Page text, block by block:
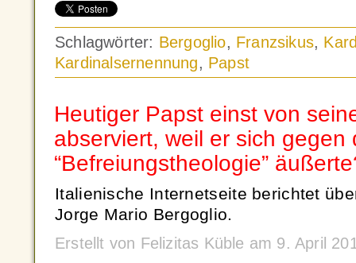
Schlagwörter: Bergoglio, Franzsikus,
Kardinalsernennung, Papst
Heutiger Papst einst von
abserviert, weil er sich gegen
“Befreiungstheologie”
Italienische Internetseite berichtet
Jorge Mario Bergoglio.
Erstellt von Felizitas Küble am 9. April